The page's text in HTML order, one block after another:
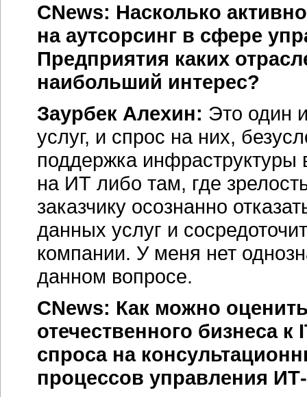
CNews: Насколько
на аутсорсинг в сфере
Предприятия каких
наибольший интерес?
Заурбек Алехин: Это один
услуг, и спрос на них,
поддержка инфраструктуры
на ИТ либо там, где
заказчику осознанно
данных услуг и
компании. У меня нет
данном вопросе.
CNews: Как можно
отечественного бизнеса
спроса на
процессов управления